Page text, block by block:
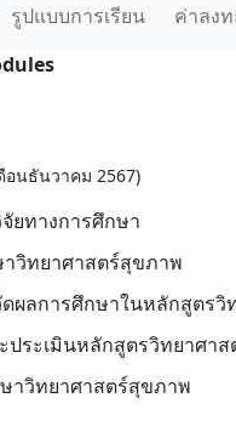
รูปแบบการเรียน ค่าลง
อนธันวาคม 2567)
ยทางการศึกษา
าวิทยาศาสตร์สุขภาพ
ผลการศึกษาในหลักสูตรวิ
ระเมินหลักสูตรวิทยาศา
าวิทยาศาสตร์สุขภาพ